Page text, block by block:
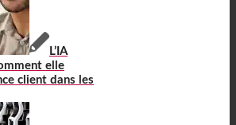
L’IA
elle
client dans les